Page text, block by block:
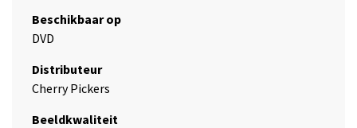
Beschikbaar op
DVD
Distributeur
Cherry Pickers
Beeldkwaliteit